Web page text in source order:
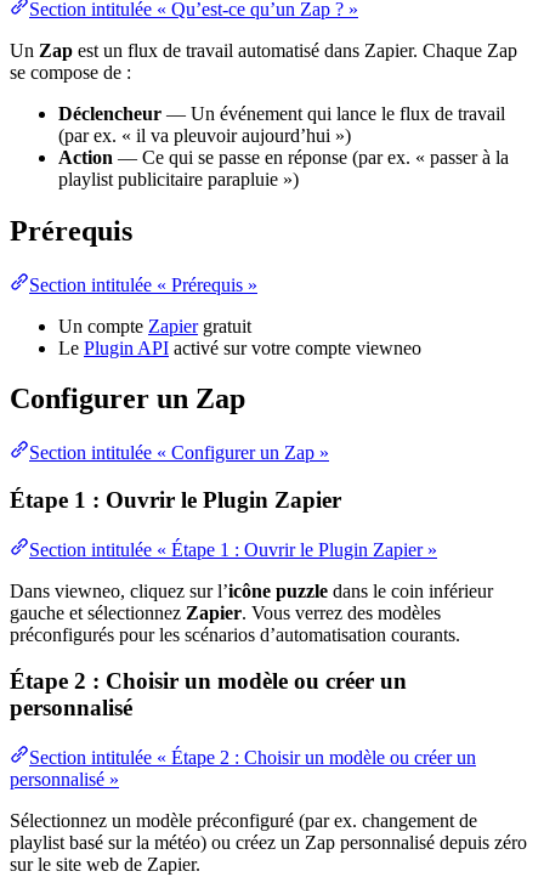
Section intitulée « Qu’est-ce qu’un Zap ? »
Un Zap est un flux de travail automatisé dans Zapier. Chaque Zap
se compose de :
Déclencheur — Un événement qui lance le flux de travail
(par ex. « il va pleuvoir aujourd’hui »)
Action — Ce qui se passe en réponse (par ex. « passer à la
playlist publicitaire parapluie »)
Prérequis
Section intitulée « Prérequis »
Un compte Zapiergratuit
Le Plugin API activé sur votre compte viewneo
Configurer un Zap
Section intitulée « Configurer un Zap »
Étape 1 : Ouvrir le Plugin Zapier
Section intitulée « Étape 1 : Ouvrir le Plugin Zapier »
Dans viewneo, cliquez sur l’icône puzzle dans le coin inférieur
gauche et sélectionnez Zapier. Vous verrez des modèles
préconfigurés pour les scénarios d’automatisation courants.
Étape 2 : Choisir un modèle ou créer un
personnalisé
Section intitulée « Étape 2 : Choisir un modèle ou créer un
personnalisé »
Sélectionnez un modèle préconfiguré (par ex. changement de
playlist basé sur la météo) ou créez un Zap personnalisé depuis zéro
sur le site web de Zapier.